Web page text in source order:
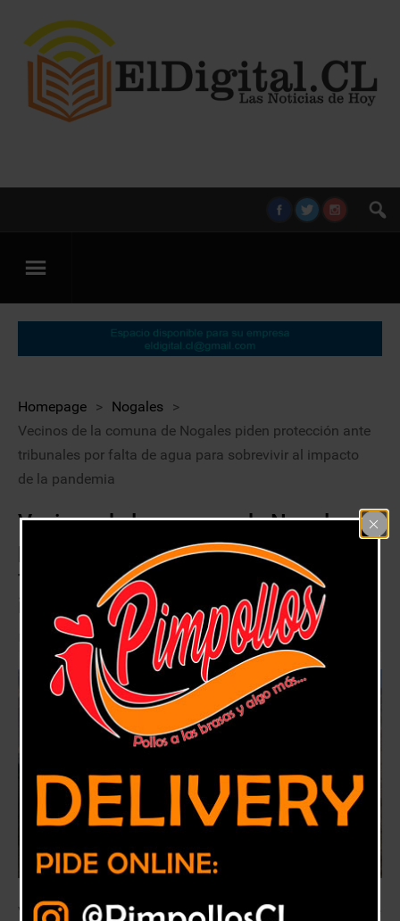
Homepage > Nogales >
Vecinos de la comuna de Nogales piden protección ante
tribunales por falta de agua para sobrevivir al impacto
de la pandemia
Vecinos de la comuna de Nogales
piden protección ante tribunales por
falta de agua para sobrevivir al
impacto de la pandemia
17 abril, 2020 Nogales
Vecinos de la comuna de Nogales ingresaron, el día de hoy, ante la Corte